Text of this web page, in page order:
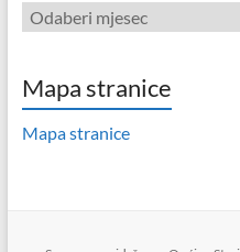
Arhiva
objava
Mapa stranice
Mapa stranice